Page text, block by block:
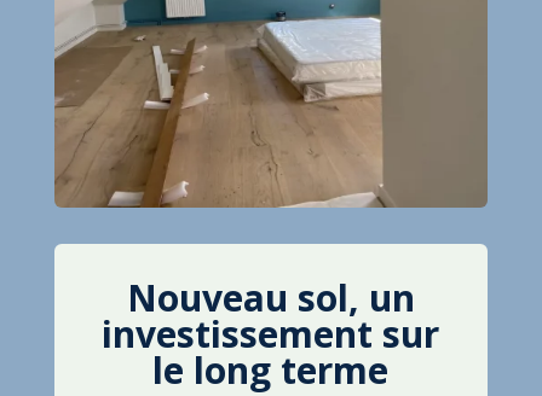
Nouveau sol, un
investissement sur
le long terme